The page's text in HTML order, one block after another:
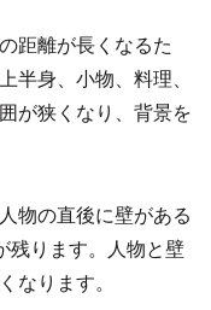
距離が長くなるた
半身、小物、料理、
が狭くなり、背景を
物の直後に壁がある
残ります。人物と壁
なります。